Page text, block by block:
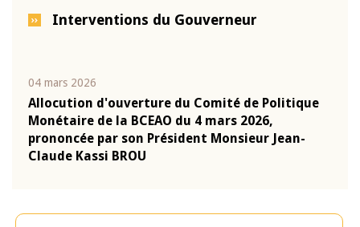
Interventions du Gouverneur
04 mars 2026
Allocution d'ouverture du Comité de Politique
Monétaire de la BCEAO du 4 mars 2026,
prononcée par son Président Monsieur Jean-
Claude Kassi BROU